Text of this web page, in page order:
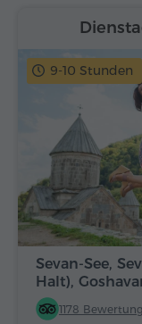
9-10 Stunden
Sevan-See,
Halt),
1178